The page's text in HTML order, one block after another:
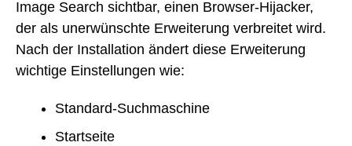
Image Search sichtbar, einen Browser-Hijacker,
der als unerwünschte Erweiterung verbreitet wird.
Nach der Installation ändert diese Erweiterung
wichtige Einstellungen wie:
Standard-Suchmaschine
Startseite